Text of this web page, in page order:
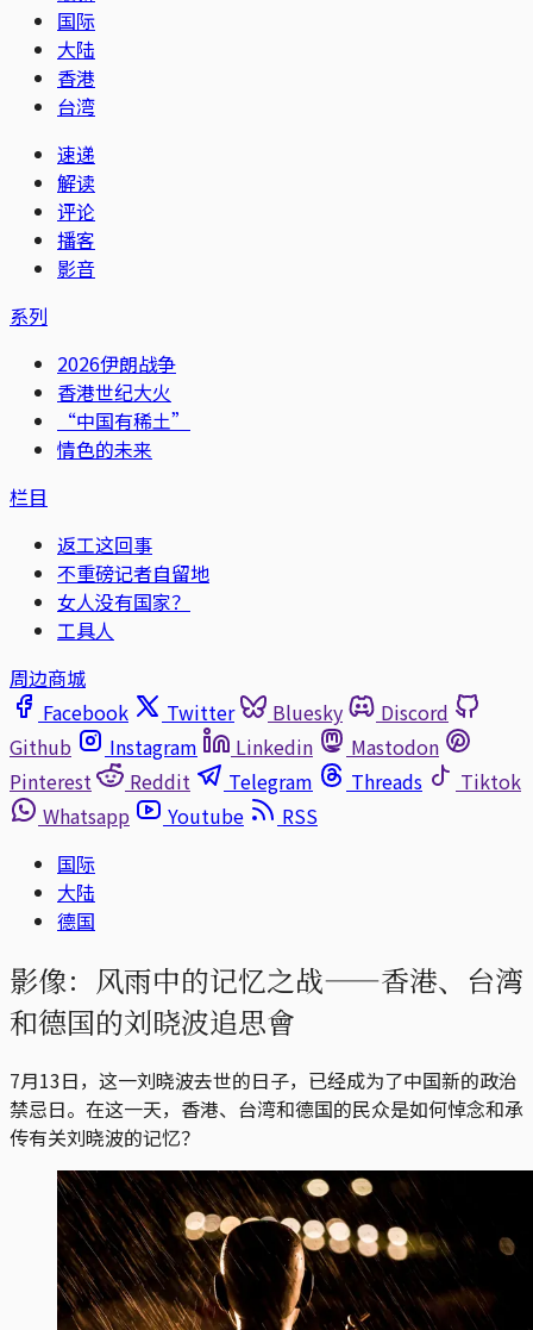
国际
大陆
香港
台湾
速递
解读
评论
播客
影音
系列
2026伊朗战争
香港世纪大火
“中国有稀土”
情色的未来
栏目
返工这回事
不重磅记者自留地
女人没有国家？
工具人
周边商城
Facebook
Twitter Bluesky
Discord
Github
Instagram Linkedin
Mastodon
Pinterest
Reddit Telegram Threads
Tiktok
Whatsapp
Youtube
RSS
国际
大陆
德国
影像：风雨中的记忆之战——香港、台湾
和德国的刘晓波追思會
7月13日，这一刘晓波去世的日子，已经成为了中国新的政治
禁忌日。在这一天，香港、台湾和德国的民众是如何悼念和承
传有关刘晓波的记忆？